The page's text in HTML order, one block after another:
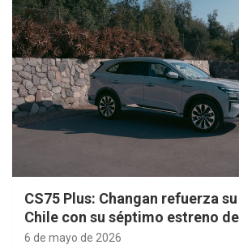
CS75 Plus: Changan refuerza
Chile con su séptimo estreno
6 de mayo de 2026